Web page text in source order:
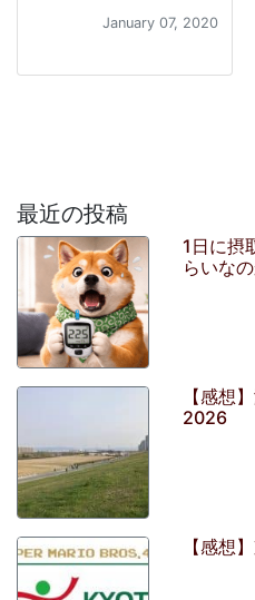
January 07, 2020
最近の投稿
1日に摂
らいな
【感想
2026
【感想